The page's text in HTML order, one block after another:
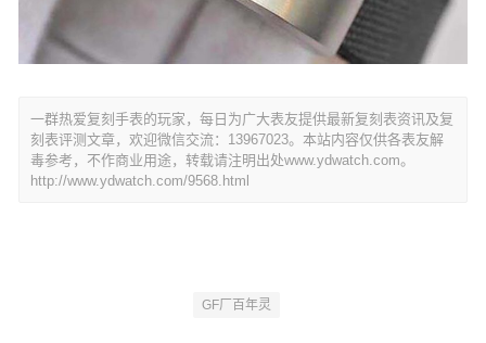
一群热爱复刻手表的玩家，每日为广大表友提供最新复刻表资讯及复
刻表评测文章，欢迎微信交流：13967023。本站内容仅供各表友解
毒参考，不作商业用途，转载请注明出处www.ydwatch.com。
http://www.ydwatch.com/9568.html
GF厂百年灵